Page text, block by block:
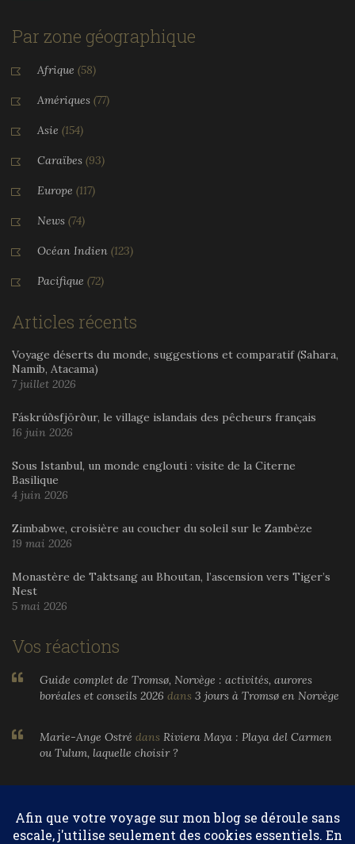
Par zone géographique
Afrique (58)
Amériques (77)
Asie (154)
Caraïbes (93)
Europe (117)
News (74)
Océan Indien (123)
Pacifique (72)
Articles récents
Voyage déserts du monde, suggestions et comparatif (Sahara,
Namib, Atacama)
7 juillet 2026
Fáskrúðsfjörður, le village islandais des pêcheurs français
16 juin 2026
Sous Istanbul, un monde englouti : visite de la Citerne
Basilique
4 juin 2026
Zimbabwe, croisière au coucher du soleil sur le Zambèze
19 mai 2026
Monastère de Taktsang au Bhoutan, l’ascension vers Tiger’s
Nest
5 mai 2026
Vos réactions
Guide complet de Tromsø, Norvège : activités, aurores
boréales et conseils 2026 dans 3 jours à Tromsø en Norvège
Marie-Ange Ostré dans Riviera Maya : Playa del Carmen
ou Tulum, laquelle choisir ?